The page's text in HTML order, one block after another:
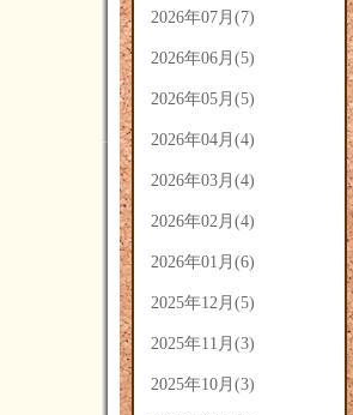
2026年07月(7)
2026年06月(5)
2026年05月(5)
2026年04月(4)
2026年03月(4)
2026年02月(4)
2026年01月(6)
2025年12月(5)
2025年11月(3)
2025年10月(3)